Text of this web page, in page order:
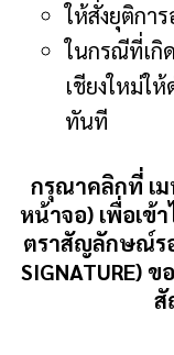
ให้สั่งยุติกา
ในกรณีที่เกิ
เชียงใหม่ใ
ทันที
กรุณาคลิกที่ เ
หน้าจอ) เพื่อเ
ตราสัญลักษณ์รอ
SIGNATURE)
สั